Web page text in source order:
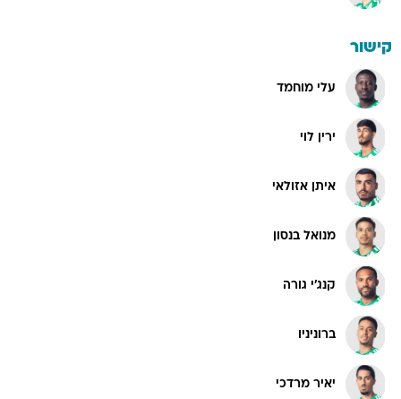
קישור
עלי מוחמד
ירין לוי
איתן אזולאי
מנואל בנסון
קנג'י גורה
ברוניניו
יאיר מרדכי